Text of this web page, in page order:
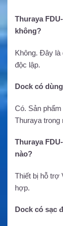
Thuraya
không?
Không. Đây là
độc lập.
Dock có
Có. Sản
Thuraya trong
Thuraya
nào?
Thiết bị hỗ trợ
hợp.
Dock có sạc